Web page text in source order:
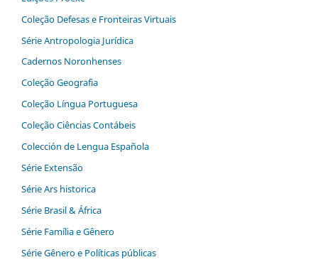
Coleção Defesas e Fronteiras Virtuais
Série Antropologia Jurídica
Cadernos Noronhenses
Coleção Geografia
Coleção Língua Portuguesa
Coleção Ciências Contábeis
Colección de Lengua Española
Série Extensão
Série Ars historica
Série Brasil & África
Série Família e Gênero
Série Gênero e Políticas públicas